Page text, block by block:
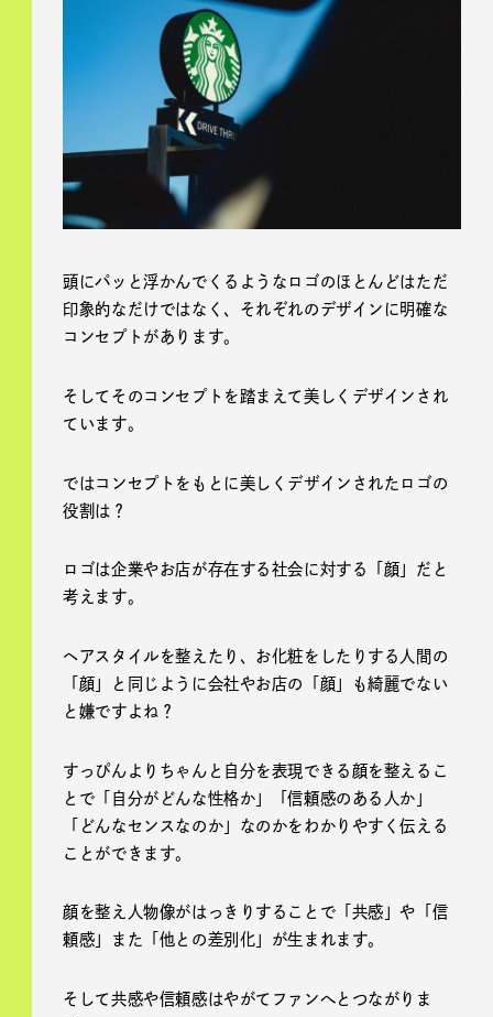
頭にパッと浮かんでくるようなロゴのほとんどはただ
印象的なだけではなく、それぞれのデザインに明確な
コンセプトがあります。
そしてそのコンセプトを踏まえて美しくデザインされ
ています。
ではコンセプトをもとに美しくデザインされたロゴの
役割は？
ロゴは企業やお店が存在する社会に対する「顔」だと
考えます。
ヘアスタイルを整えたり、お化粧をしたりする人間の
「顔」と同じように会社やお店の「顔」も綺麗でない
と嫌ですよね？
すっぴんよりちゃんと自分を表現できる顔を整えるこ
とで「自分がどんな性格か」「信頼感のある人か」
「どんなセンスなのか」なのかをわかりやすく伝える
ことができます。
顔を整え人物像がはっきりすることで「共感」や「信
頼感」また「他との差別化」が生まれます。
そして共感や信頼感はやがてファンへとつながりま